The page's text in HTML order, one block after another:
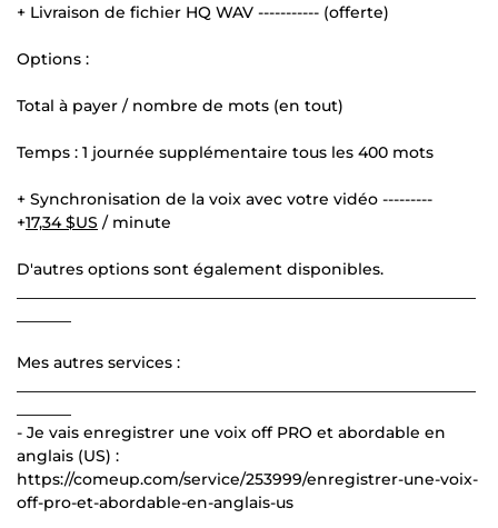
+ Livraison de fichier HQ WAV ----------- (offerte)
Options :
Total à payer / nombre de mots (en tout)
Temps : 1 journée supplémentaire tous les 400 mots
+ Synchronisation de la voix avec votre vidéo ---------
+17,34 $US / minute
D'autres options sont également disponibles.
Mes autres services :
- Je vais enregistrer une voix off PRO et abordable en
anglais (US) :
https://comeup.com/service/253999/enregistrer-une-voix-
off-pro-et-abordable-en-anglais-us